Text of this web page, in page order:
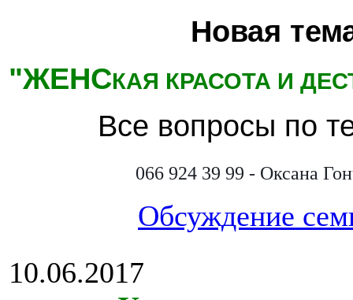
Новая
"ЖЕНСКАЯ КРАСОТА И
Все вопросы по
066 924 39 99 - Оксана
Обсуждение
10.06.2017